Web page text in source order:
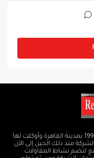
بدأت نشاطها بالأستشارات الهندسية في 1999 بمدينة القاهرة وأوكلت لها
منذ ذلك الحين إلى الآن
رتاچ عام 2003 بالتوسع لتضم نشاط المقاولات